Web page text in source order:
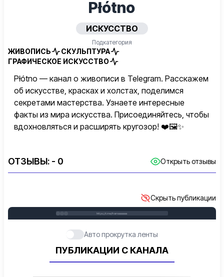
Płótno
ИСКУССТВО
Подкатегория
ЖИВОПИСЬ
СКУЛЬПТУРА
ГРАФИЧЕСКОЕ ИСКУССТВО
Płótno — канал о живописи в Telegram. Расскажем
об искусстве, красках и холстах, поделимся
секретами мастерства. Узнаете интересные
факты из мира искусства. Присоединяйтесь, чтобы
вдохновляться и расширять кругозор! ❤️🖼️✨
ОТЗЫВЫ: - 0 Открыть отзывы
Скрыть публикации
https://t.me/framaaaaaa
Авто прокрутка ленты
ПУБЛИКАЦИИ С КАНАЛА